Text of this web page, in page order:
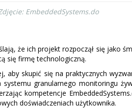
EmbeddedSystems.do
że ich projekt rozpoczął się jako
się firmę technologiczną.
skupić się na praktycznych
granularnego monitoringu
kompetencje
doświadczeniach użytkownika.